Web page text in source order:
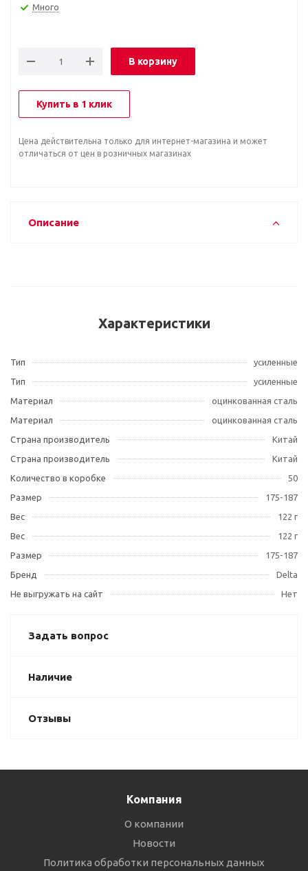
Много
В корзину
Купить в 1 клик
Цена действительна только для интернет-магазина и может
отличаться от цен в розничных магазинах
Описание
Характеристики
Тип
усиленные
Тип
усиленные
Материал
оцинкованная сталь
Материал
оцинкованная сталь
Страна производитель
Китай
Страна производитель
Китай
Количество в коробке
50
Размер
175-187
Вес
122 г
Вес
122 г
Размер
175-187
Бренд
Delta
Не выгружать на сайт
Нет
Задать вопрос
Наличие
Отзывы
Компания
О компании
Новости
Политика обработки персональных данных